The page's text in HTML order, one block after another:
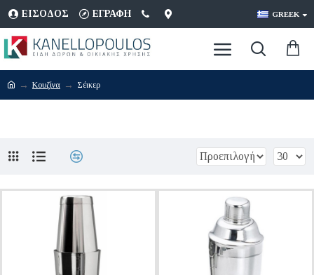
ΕΊΣΟΔΟΣ ΕΓΡΑΦΉ GREEK
Κουζίνα Σέικερ